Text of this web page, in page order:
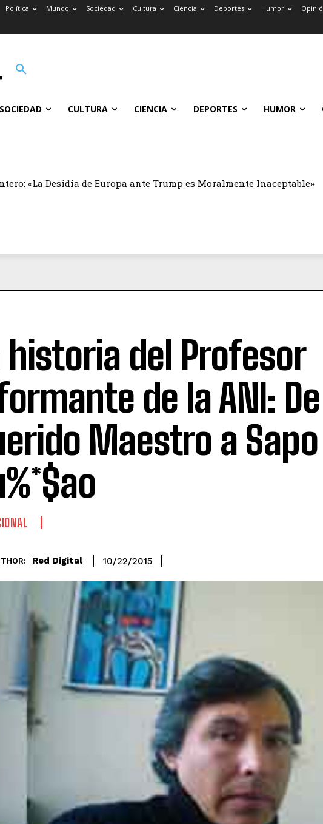
Política Mundo Sociedad Cultura Ciencia Deportes Humor
SOCIEDAD CULTURA CIENCIA DEPORTES HUMOR
«La Desidia de Europa ante Trump es Moralmente Inaceptable»
historia del Profesor
de la ANI: De
Maestro a Sapo
Red Digital 10/22/2015